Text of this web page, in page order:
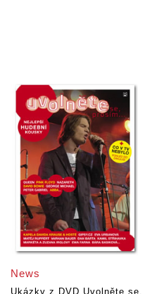
News
Ukázky z DVD Uvolněte se,